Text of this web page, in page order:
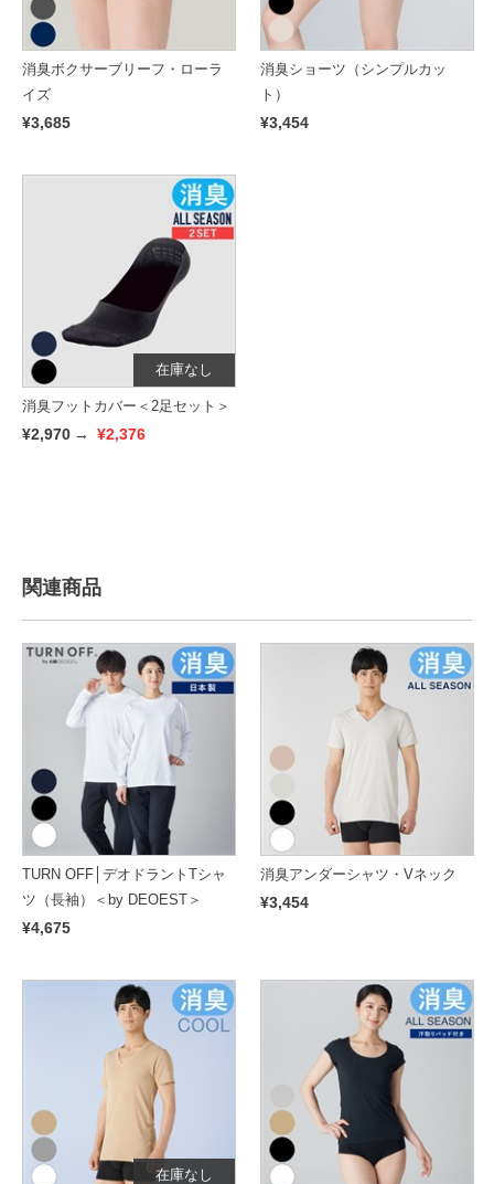
消臭ボクサーブリーフ・ローラ
イズ
¥3,685
消臭ショーツ（シンプルカッ
ト）
¥3,454
在庫なし
消臭フットカバー＜2足セット＞
¥2,970 → ¥2,376
関連商品
TURN OFF│デオドラントTシャ
ツ（長袖）＜by DEOEST＞
¥4,675
消臭アンダーシャツ・Vネック
¥3,454
在庫なし